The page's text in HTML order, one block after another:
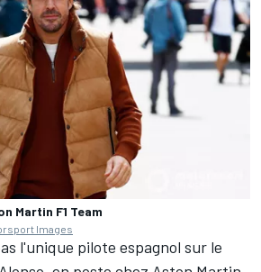
Martin F1 Team
Images
l'unique pilote espagnol sur le